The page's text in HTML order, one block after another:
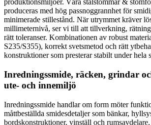
produktionsmiljöer. Våra stålstommar &
produceras med hög passnoggrannhet för
minimerade stillestånd. När utrymmet kräver
millimeternivå, ser vi till att tillverkning,
rätt toleranser. Kombinationen av robust
S235/S355), korrekt svetsmetod och rätt
konstruktioner som presterar stabilt under hela
Inredningssmide, räcken, grindar
ute- och innemiljö
Inredningssmide handlar om form möter
måttbeställda smidesdetaljer som bänkar,
bordskonstruktioner, vinställ och